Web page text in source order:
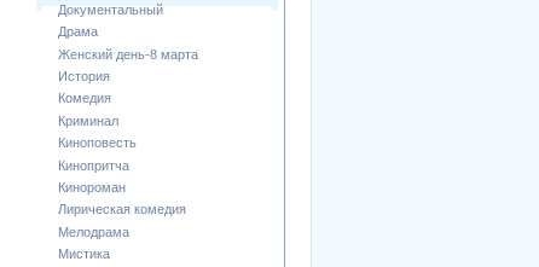
Документальный
Драма
Женский день-8 марта
История
Комедия
Криминал
Киноповесть
Кинопритча
Кинороман
Лирическая комедия
Мелодрама
Мистика